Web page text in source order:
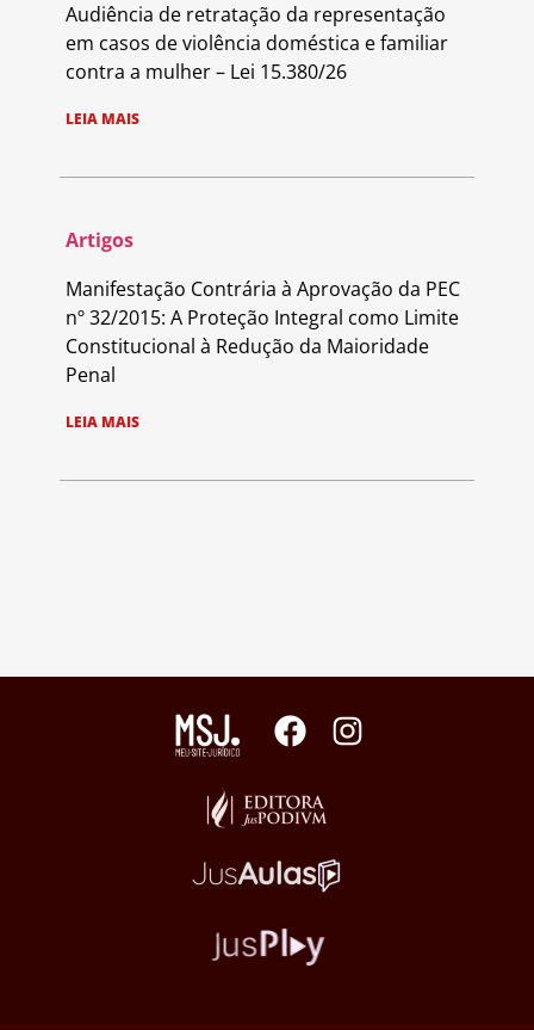
Audiência de retratação da representação
em casos de violência doméstica e familiar
contra a mulher – Lei 15.380/26
LEIA MAIS
Artigos
Manifestação Contrária à Aprovação da PEC
nº 32/2015: A Proteção Integral como Limite
Constitucional à Redução da Maioridade
Penal
LEIA MAIS